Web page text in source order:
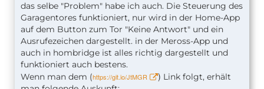
das selbe "Problem" habe ich auch. Die Steuerung des
Garagentores funktioniert, nur wird in der Home-App
auf dem Button zum Tor "Keine Antwort" und ein
Ausrufezeichen dargestellt. in der Meross-App und
auch in hombridge ist alles richtig dargestellt und
funktioniert auch bestens.
Wenn man dem (https://git.io/JtMGR ) Link folgt, erhält